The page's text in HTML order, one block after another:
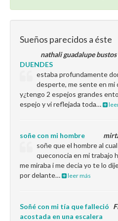
Sueños parecidos a éste
nathali guadalupe
DUENDES
estaba profundamente
desperte, me sente en mi
y¿tengo 2 espejos grandes
espejo y vi reflejada toda…
soñe con mi hombre
soñe que el hombre al
queconocia en mi trabajo
me miraba i me decia yo te lo
por delante…
leer más
Soñé con mi tía que falleció
acostada en una escalera